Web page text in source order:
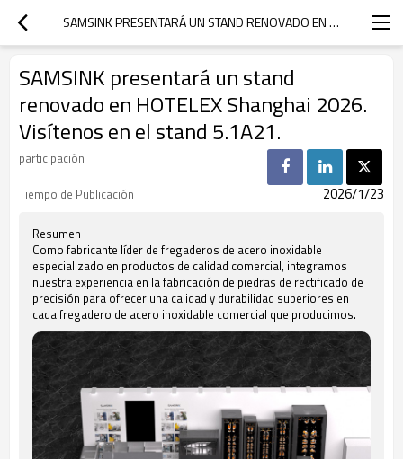
SAMSINK PRESENTARÁ UN STAND RENOVADO EN HOTELEX SHANGHAI 2026. VISÍTENOS EN EL STAND 5.1A21.
SAMSINK presentará un stand
renovado en HOTELEX Shanghai 2026.
Visítenos en el stand 5.1A21.
participación
Tiempo de Publicación
2026/1/23
Resumen
Como fabricante líder de fregaderos de acero inoxidable
especializado en productos de calidad comercial, integramos
nuestra experiencia en la fabricación de piedras de rectificado de
precisión para ofrecer una calidad y durabilidad superiores en
cada fregadero de acero inoxidable comercial que producimos.